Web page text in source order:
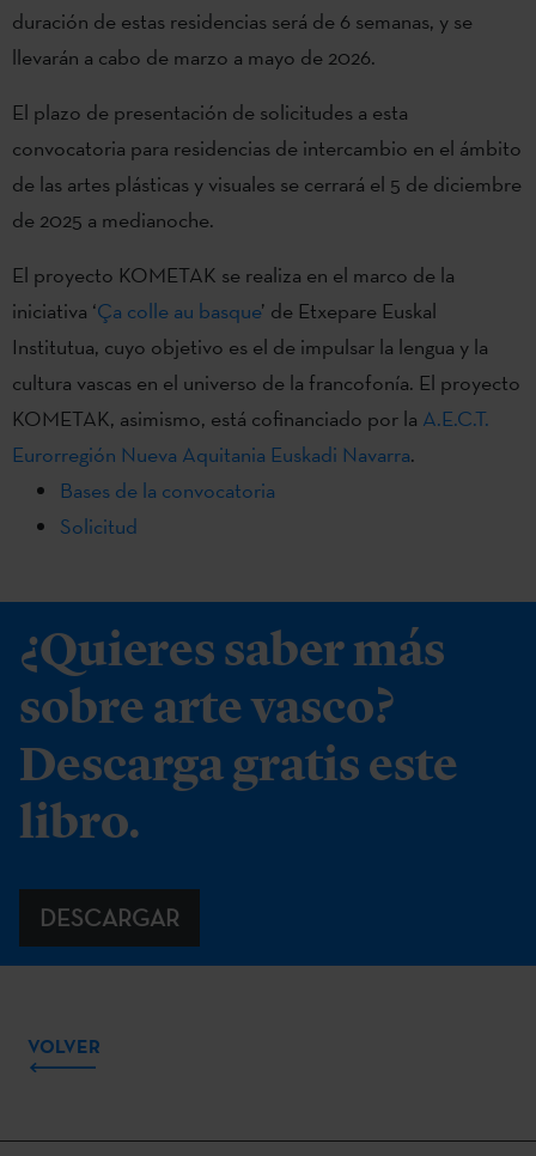
duración de estas residencias será de 6 semanas, y se
llevarán a cabo de marzo a mayo de 2026.
El plazo de presentación de solicitudes a esta
convocatoria para residencias de intercambio en el ámbito
de las artes plásticas y visuales se cerrará el 5 de diciembre
de 2025 a medianoche.
El proyecto KOMETAK se realiza en el marco de la
iniciativa ‘Ça colle au basque’ de Etxepare Euskal
Institutua, cuyo objetivo es el de impulsar la lengua y la
cultura vascas en el universo de la francofonía. El proyecto
KOMETAK, asimismo, está cofinanciado por la A.E.C.T.
Eurorregión Nueva Aquitania Euskadi Navarra.
Bases de la convocatoria
Solicitud
¿Quieres saber más
sobre arte vasco?
Descarga gratis este
libro.
DESCARGAR
VOLVER